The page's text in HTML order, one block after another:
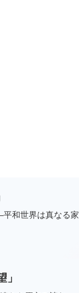
和世界は真なる